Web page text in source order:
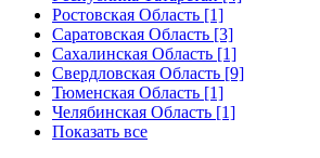
Ростовская Область [1]
Саратовская Область [3]
Сахалинская Область [1]
Свердловская Область [9]
Тюменская Область [1]
Челябинская Область [1]
Показать все